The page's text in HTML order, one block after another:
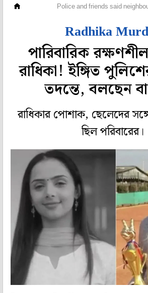
Police and friends said
Radhika
পারিবারিক
রাধিকা! ইঙ্গিত
তদন্তে, বলছেন
রাধিকার পোশাক, ছেলেদের
ছিল পরিবারের।